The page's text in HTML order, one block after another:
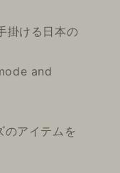
掛ける日本の
and
のアイテムを